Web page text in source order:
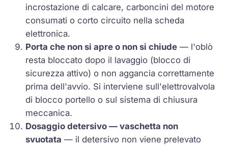
incrostazione di calcare, carboncini del motore
consumati o corto circuito nella scheda
elettronica.
Porta che non si apre o non si chiude — l'oblò
resta bloccato dopo il lavaggio (blocco di
sicurezza attivo) o non aggancia correttamente
prima dell'avvio. Si interviene sull'elettrovalvola
di blocco portello o sul sistema di chiusura
meccanica.
Dosaggio detersivo — vaschetta non
svuotata — il detersivo non viene prelevato